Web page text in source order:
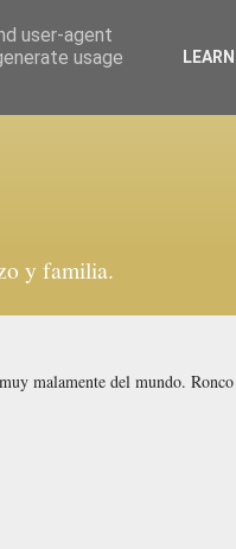
y familia.
malamente del mundo.
user-agent
usage